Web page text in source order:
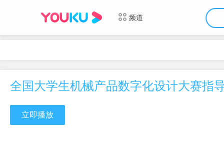
频道
全国大学生机械产品数字化设计大赛指
立即播放